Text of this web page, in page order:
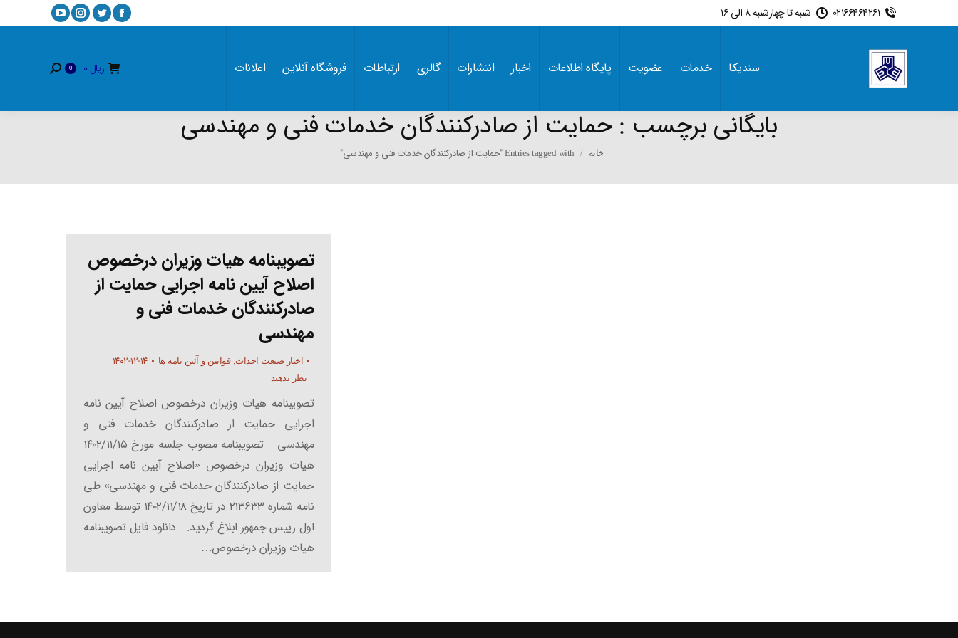
02166464261 شنبه تا چهارشنبه 8 الی 16
Facebook
in
window
Twitter
in
window
Instagram
in
window
YouTube
in
window
سندیکا خدمات عضویت پایگاه اطلاعات اخبار انتشارات گالری ارتباطات فروشگاه آنلاین اعلانات ریال 0
Search:
بایگانی برچسب :حمایت از صادرکنندگان خدمات فنی و مهندسی
You are here:
خانه Entries tagged with "حمایت از صادرکنندگان خدمات فنی و مهندسی"
تصویبنامه هیات وزیران درخصوص
اصلاح آیین نامه اجرایی حمایت از
صادرکنندگان خدمات فنی و
مهندسی
اخبار صنعت احداث,قوانین و آئین نامه ها ۱۴۰۲-۱۲-۱۴
نظر بدهید
تصویبنامه هیات وزیران درخصوص اصلاح آیین نامه
اجرایی حمایت از صادرکنندگان خدمات فنی و
مهندسی تصویبنامه مصوب جلسه مورخ ۱۴۰۲/۱۱/۱۵
هیات وزیران درخصوص «اصلاح آیین نامه اجرایی
حمایت از صادرکنندگان خدمات فنی و مهندسی» طی
نامه شماره ۲۱۳۶۳۳ در تاریخ ۱۴۰۲/۱۱/۱۸ توسط معاون
اول رییس جمهور ابلاغ گردید. دانلود فایل تصویبنامه
هیات وزیران درخصوص…